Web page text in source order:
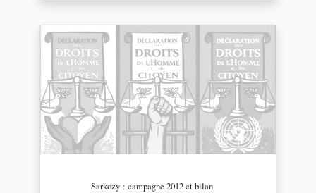
Sarkozy : campagne 2012 et bilan